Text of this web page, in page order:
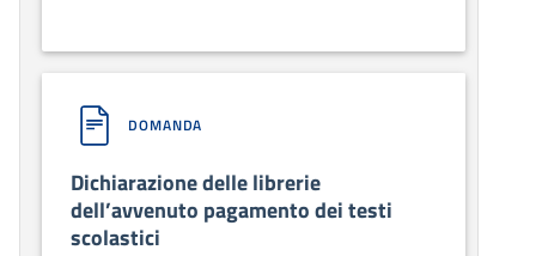
DOMANDA
Dichiarazione delle librerie
dell’avvenuto pagamento dei testi
scolastici